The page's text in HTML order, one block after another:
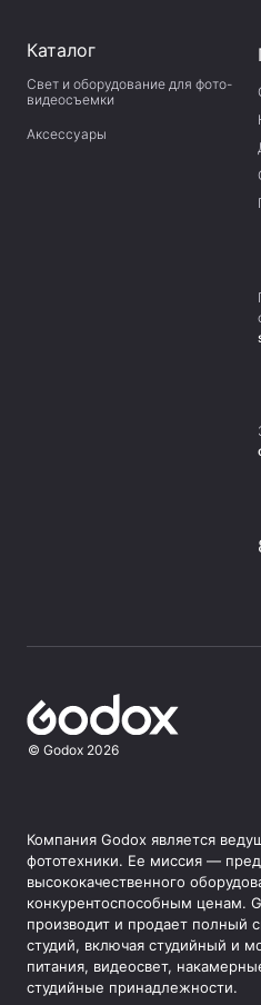
Каталог
Свет и оборудование для фото-
видеосъемки
Аксессуары
© Godox 2026
Компания Godox является
фототехники. Ее миссия —
высококачественного
конкурентоспособным ценам.
производит и продает полный
студий, включая студийный и
питания, видеосвет,
студийные принадлежности.